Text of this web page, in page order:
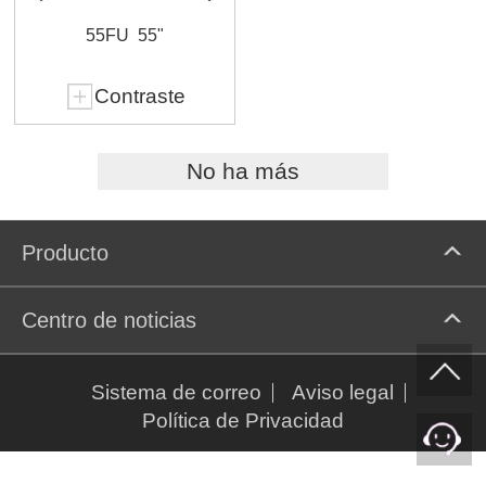
55FU 55"
Contraste
No ha más
Producto
Centro de noticias
Sistema de correo
Aviso legal
Política de Privacidad